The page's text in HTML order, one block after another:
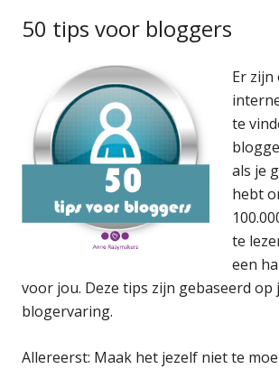
50 tips voor bloggers
Er zijn
te
als je
hebt
te
een
voor jou. Deze tips zijn gebaseerd op
blogervaring.
Allereerst: Maak het jezelf niet te